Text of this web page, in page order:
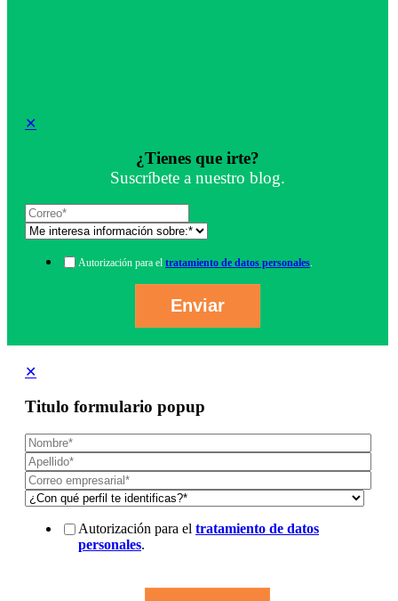
✕
¿Tienes que irte?
Suscríbete a nuestro blog.
Autorización para el tratamiento de datos personales.
✕
Titulo formulario popup
Autorización para el tratamiento de datos
personales.